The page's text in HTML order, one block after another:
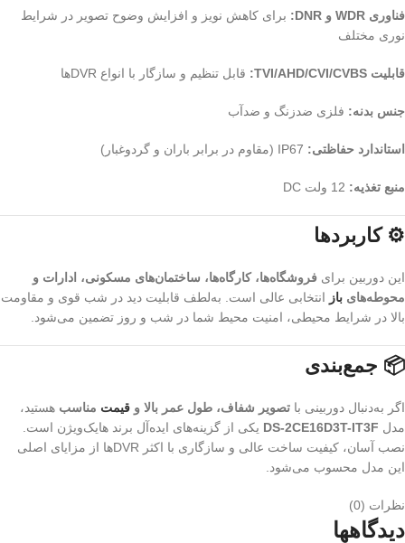
فناوری WDR و DNR:
برای کاهش نویز و افزایش وضوح تصویر در شرایط
نوری مختلف
قابلیت TVI/AHD/CVI/CVBS: قابل تنظیم و سازگار با انواع DVRها
جنس بدنه: فلزی ضدزنگ و ضدآب
استاندارد حفاظتی:
منبع تغذیه:
⚙️ کاربردها
این دوربین برای فروشگاه‌ها، کارگاه‌ها، ساختمان‌های مسکونی، ادارات و
محوطه‌های باز انتخابی عالی است. به‌لطف قابلیت دید در شب قوی و مقاومت
بالا در شرایط محیطی، امنیت محیط شما در شب و روز تضمین می‌شود.
📦 جمع‌بندی
اگر به‌دنبال دوربینی با تصویر شفاف، طول عمر بالا و قیمت مناسب هستید،
مدل DS-2CE16D3T-IT3F یکی از گزینه‌های ایده‌آل برند هایک‌ویژن است.
نصب آسان، کیفیت ساخت عالی و سازگاری با اکثر DVRها از مزایای اصلی
این مدل محسوب می‌شود.
نظرات (0)
دیدگاهها